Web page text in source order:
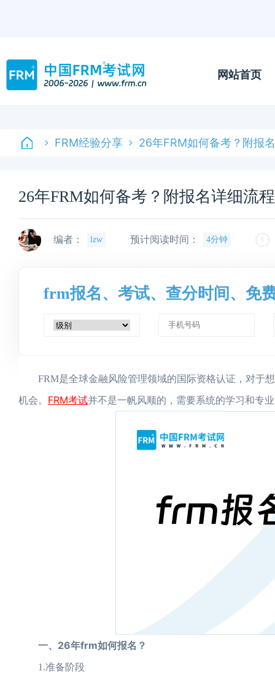
网站首页
FRM经验分享 26年FRM如何备考？附报
26年FRM如何备考？附报名详细流程
编者： lzw 预计阅读时间： 4分钟
frm报名、考试、查分时间、免
FRM是全球金融风险管理领域的国际资格认证，对于想
机会。‌ FRM考试并不是一帆风顺的，需要系统的学习和专
一、26年frm如何报名？
1.准备阶段